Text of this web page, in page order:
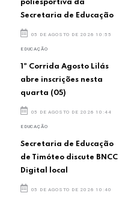
poliesportiva da
Secretaria de Educação
05 DE AGOSTO DE 2026 10:55
EDUCAÇÃO
1ª Corrida Agosto Lilás
abre inscrições nesta
quarta (05)
05 DE AGOSTO DE 2026 10:44
EDUCAÇÃO
Secretaria de Educação
de Timóteo discute BNCC
Digital local
05 DE AGOSTO DE 2026 10:40